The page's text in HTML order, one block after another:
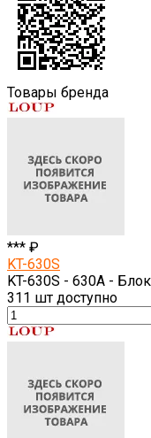
Товары бренда
*** ₽
KT-630S
KT-630S - 630A -
311 шт доступно